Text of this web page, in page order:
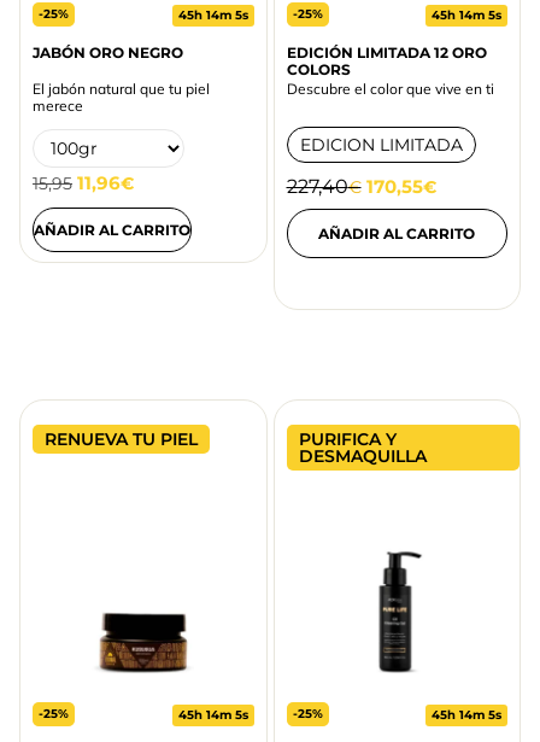
-25% 45h 14m 5s
JABÓN ORO NEGRO
El jabón natural que tu piel
merece
15,95 11,96€
AÑADIR AL CARRITO
-25% 45h 14m 5s
EDICIÓN LIMITADA 12 ORO
COLORS
Descubre el color que vive en ti
EDICION LIMITADA
227,40€ 170,55€
AÑADIR AL CARRITO
RENUEVA TU PIEL
-25% 45h 14m 5s
PURIFICA Y
DESMAQUILLA
-25% 45h 14m 5s